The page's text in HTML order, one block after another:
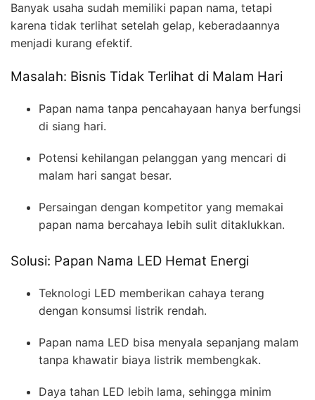
Banyak usaha sudah memiliki papan nama, tetapi
karena tidak terlihat setelah gelap, keberadaannya
menjadi kurang efektif.
Masalah: Bisnis Tidak Terlihat di Malam Hari
Papan nama tanpa pencahayaan hanya berfungsi
di siang hari.
Potensi kehilangan pelanggan yang mencari di
malam hari sangat besar.
Persaingan dengan kompetitor yang memakai
papan nama bercahaya lebih sulit ditaklukkan.
Solusi: Papan Nama LED Hemat Energi
Teknologi LED memberikan cahaya terang
dengan konsumsi listrik rendah.
Papan nama LED bisa menyala sepanjang malam
tanpa khawatir biaya listrik membengkak.
Daya tahan LED lebih lama, sehingga minim